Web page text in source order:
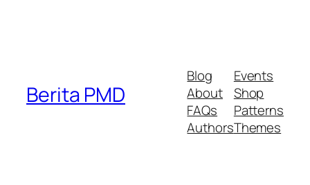
Berita PMD
Blog
About
FAQs
Authors
Events
Shop
Patterns
Themes